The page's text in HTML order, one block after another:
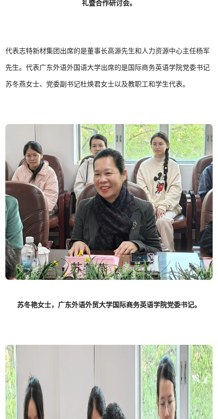
礼暨合作研讨会。
代表志特新材集团出席的是董事长高源先生和人力资源中心主任杨军
先生。代表广东外语外国语大学出席的是国际商务英语学院党委书记
苏冬燕女士、党委副书记杜焕君女士以及教职工和学生代表。
苏冬艳女士，广东外语外贸大学国际商务英语学院党委书记。